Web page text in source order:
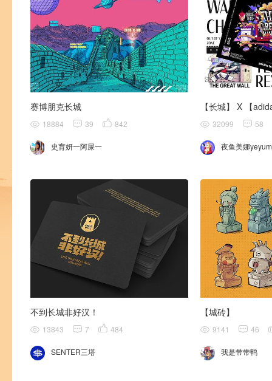
赛博朋克长城
18884 39 842
史育妍一阿屎一
32099 58
夜鱼美娜
不到长城非好汉！
13843 7 484
SENTER三塔
【城砖】
9141 46
我是带带鸭